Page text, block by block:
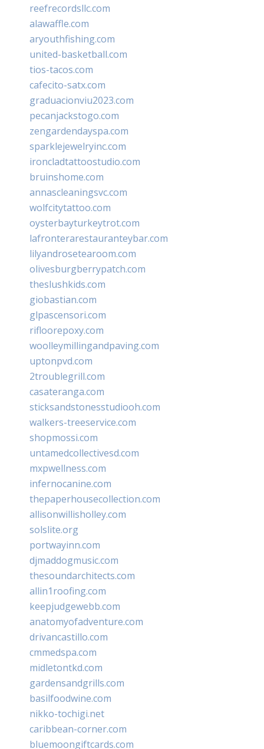
reefrecordsllc.com
alawaffle.com
aryouthfishing.com
united-basketball.com
tios-tacos.com
cafecito-satx.com
graduacionviu2023.com
pecanjackstogo.com
zengardendayspa.com
sparklejewelryinc.com
ironcladtattoostudio.com
bruinshome.com
annascleaningsvc.com
wolfcitytattoo.com
oysterbayturkeytrot.com
lafronterarestauranteybar.com
lilyandrosetearoom.com
olivesburgberrypatch.com
theslushkids.com
giobastian.com
glpascensori.com
rifloorepoxy.com
woolleymillingandpaving.com
uptonpvd.com
2troublegrill.com
casateranga.com
sticksandstonesstudiooh.com
walkers-treeservice.com
shopmossi.com
untamedcollectivesd.com
mxpwellness.com
infernocanine.com
thepaperhousecollection.com
allisonwillisholley.com
solslite.org
portwayinn.com
djmaddogmusic.com
thesoundarchitects.com
allin1roofing.com
keepjudgewebb.com
anatomyofadventure.com
drivancastillo.com
cmmedspa.com
midletontkd.com
gardensandgrills.com
basilfoodwine.com
nikko-tochigi.net
caribbean-corner.com
bluemoongiftcards.com